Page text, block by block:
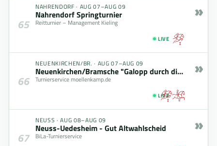
65
NAHRENDORF · AUG 07–AUG 09
Nahrendorf Springturnier
Reitturnier – Management Kieling
LIVE
»
66
NEUENKIRCHEN/BR. · AUG 07–AUG 09
Neuenkirchen/Bramsche "Galopp durch die Baustelle"
Turnierservice moellenkamp.de
LIVE
»
67
NEUSS ·AUG 08–AUG 09
Neuss-Uedesheim - Gut Altwahlscheid
BiLa-Turnierservice
»